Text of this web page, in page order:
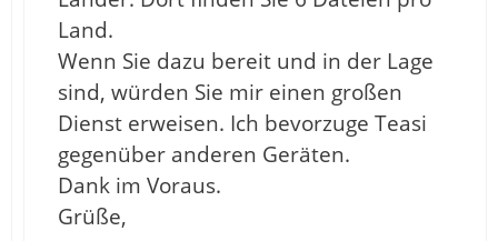
Land.
Wenn Sie dazu bereit und in der Lage
sind, würden Sie mir einen großen
Dienst erweisen. Ich bevorzuge Teasi
gegenüber anderen Geräten.
Dank im Voraus.
Grüße,